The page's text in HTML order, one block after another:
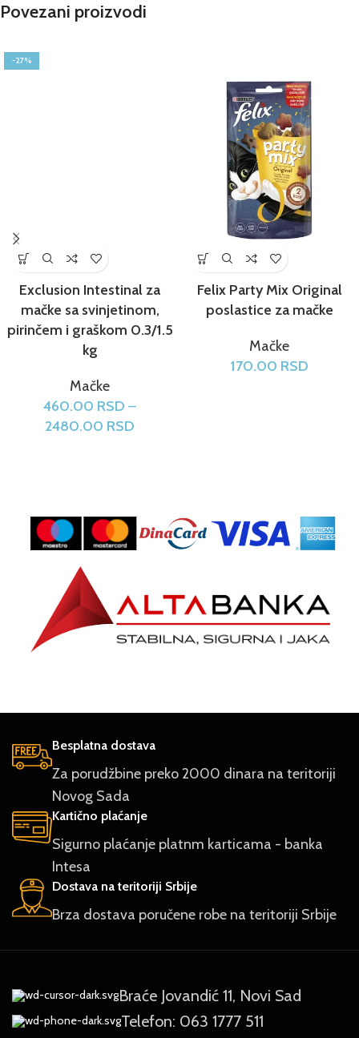
Povezani proizvodi
-27%
Exclusion Intestinal za
mačke sa svinjetinom,
pirinčem i graškom 0.3/1.5
kg
Mačke
460.00 RSD –
2480.00 RSD
Felix Party Mix Original
poslastice za mačke
Mačke
170.00 RSD
Besplatna dostava
Za porudžbine preko 2000 dinara na teritoriji
Novog Sada
Kartično plaćanje
Sigurno plaćanje platnm karticama - banka
Intesa
Dostava na teritoriji Srbije
Brza dostava poručene robe na teritoriji Srbije
Braće Jovandić 11, Novi Sad
Telefon: 063 1777 511